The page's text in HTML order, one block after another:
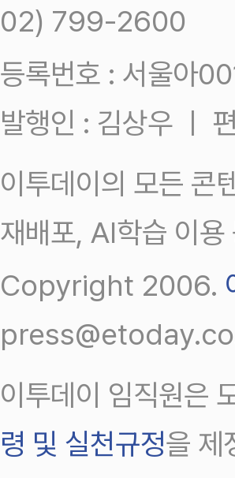
02) 799-2600
등록번호 : 서울아
발행인 : 김상우 ㅣ
이투데이의 모든 콘
재배포, AI학습 이
Copyright 2006.
이투데이 임직원은
령 및 실천규정을 제